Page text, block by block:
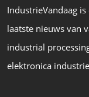
IndustrieVandaag
laatste nieuws van
industrial
elektronica